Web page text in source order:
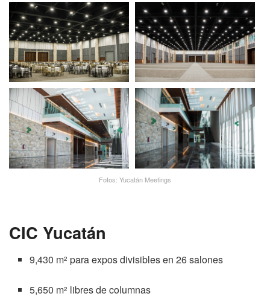
Fotos: Yucatán Meetings
CIC Yucatán
9,430 m2 para expos divisibles en 26 salones
5,650 m2 libres de columnas